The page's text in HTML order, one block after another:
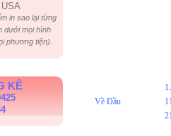
in sao lại từng
dưới mọi hình
phương tiện).
KÊ
Về Đầu
1.